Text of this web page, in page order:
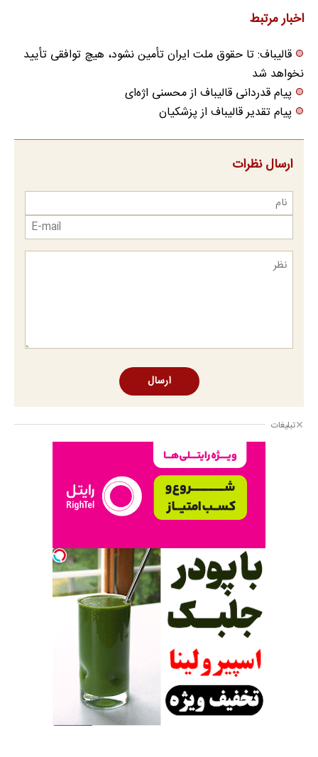
اخبار مرتبط
قالیباف: تا حقوق ملت ایران تأمین نشود، هیچ توافقی تأیید
نخواهد شد
پیام قدردانی قالیباف از محسنی اژه‌ای
پیام تقدیر قالیباف از پزشکیان
ارسال نظرات
ارسال
تبلیغات